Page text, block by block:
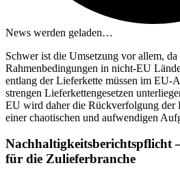
News werden geladen…
Schwer ist die Umsetzung vor allem,
Rahmenbedingungen in nicht-EU
entlang der Lieferkette müssen im EU-
strengen Lieferkettengesetzen
EU wird daher die Rückverfolgung der
einer chaotischen und aufwendigen
Nachhaltigkeitsberichtspflicht
für die Zulieferbranche